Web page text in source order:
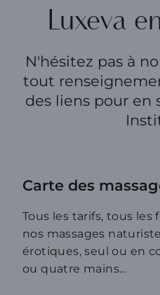
Luxeva
N'hésitez pas à
tout
des liens pour en
Carte des
Tous les tarifs, tous les
nos massages
érotiques, seul ou en
ou quatre mains...